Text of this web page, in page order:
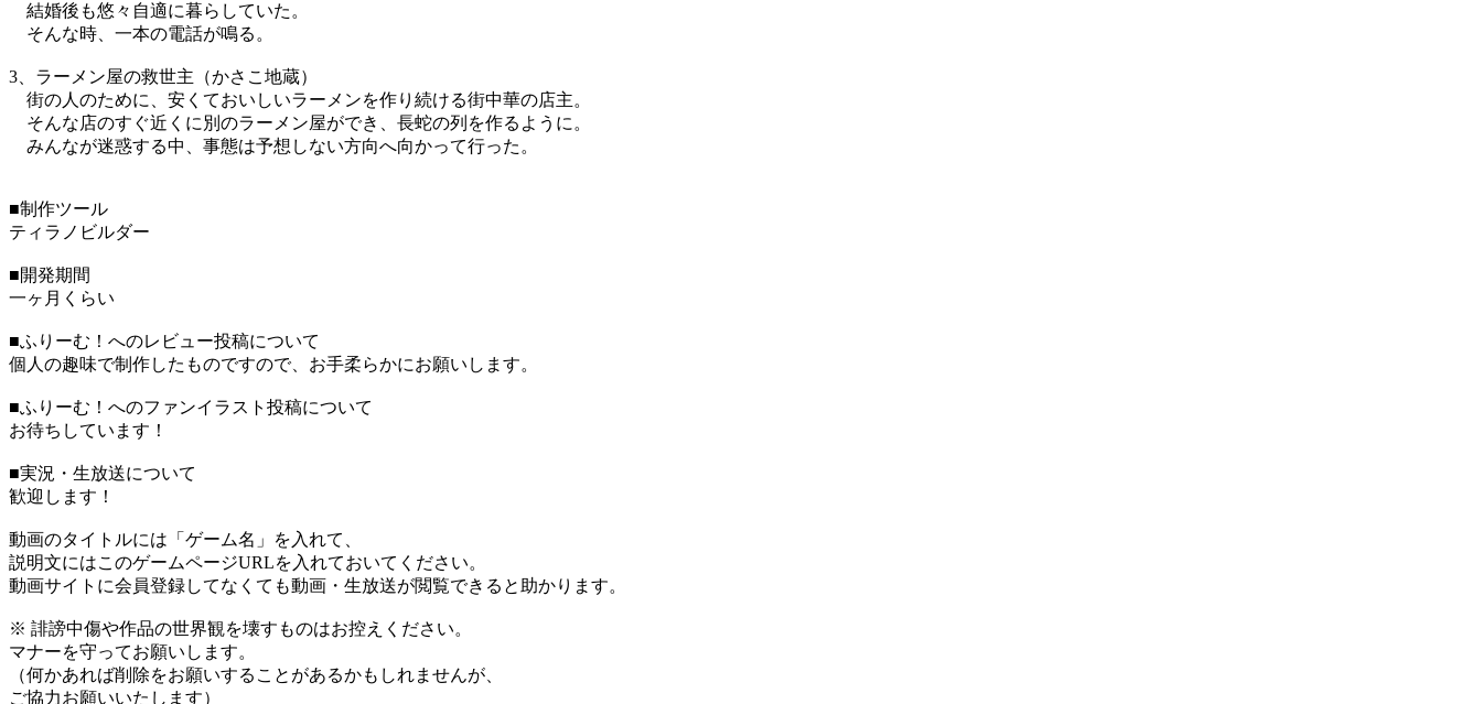
結婚後も悠々自適に暮らしていた。
そんな時、一本の電話が鳴る。
3、ラーメン屋の救世主（かさこ地蔵）
街の人のために、安くておいしいラーメンを作り続ける街中華の店主。
そんな店のすぐ近くに別のラーメン屋ができ、長蛇の列を作るように。
みんなが迷惑する中、事態は予想しない方向へ向かって行った。
■制作ツール
ティラノビルダー
■開発期間
一ヶ月くらい
■ふりーむ！へのレビュー投稿について
個人の趣味で制作したものですので、お手柔らかにお願いします。
■ふりーむ！へのファンイラスト投稿について
お待ちしています！
■実況・生放送について
歓迎します！
動画のタイトルには「ゲーム名」を入れて、
説明文にはこのゲームページURLを入れておいてください。
動画サイトに会員登録してなくても動画・生放送が閲覧できると助かります。
※ 誹謗中傷や作品の世界観を壊すものはお控えください。
マナーを守ってお願いします。
（何かあれば削除をお願いすることがあるかもしれませんが、
ご協力お願いいたします）